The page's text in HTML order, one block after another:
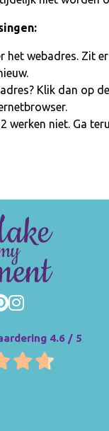
het webadres. Zit
Klik dan op
werken niet. Ga
4.6 / 5